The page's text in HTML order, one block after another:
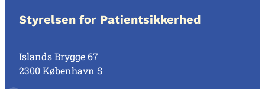
Styrelsen for Patientsikkerhed
Islands Brygge 67
2300 København S